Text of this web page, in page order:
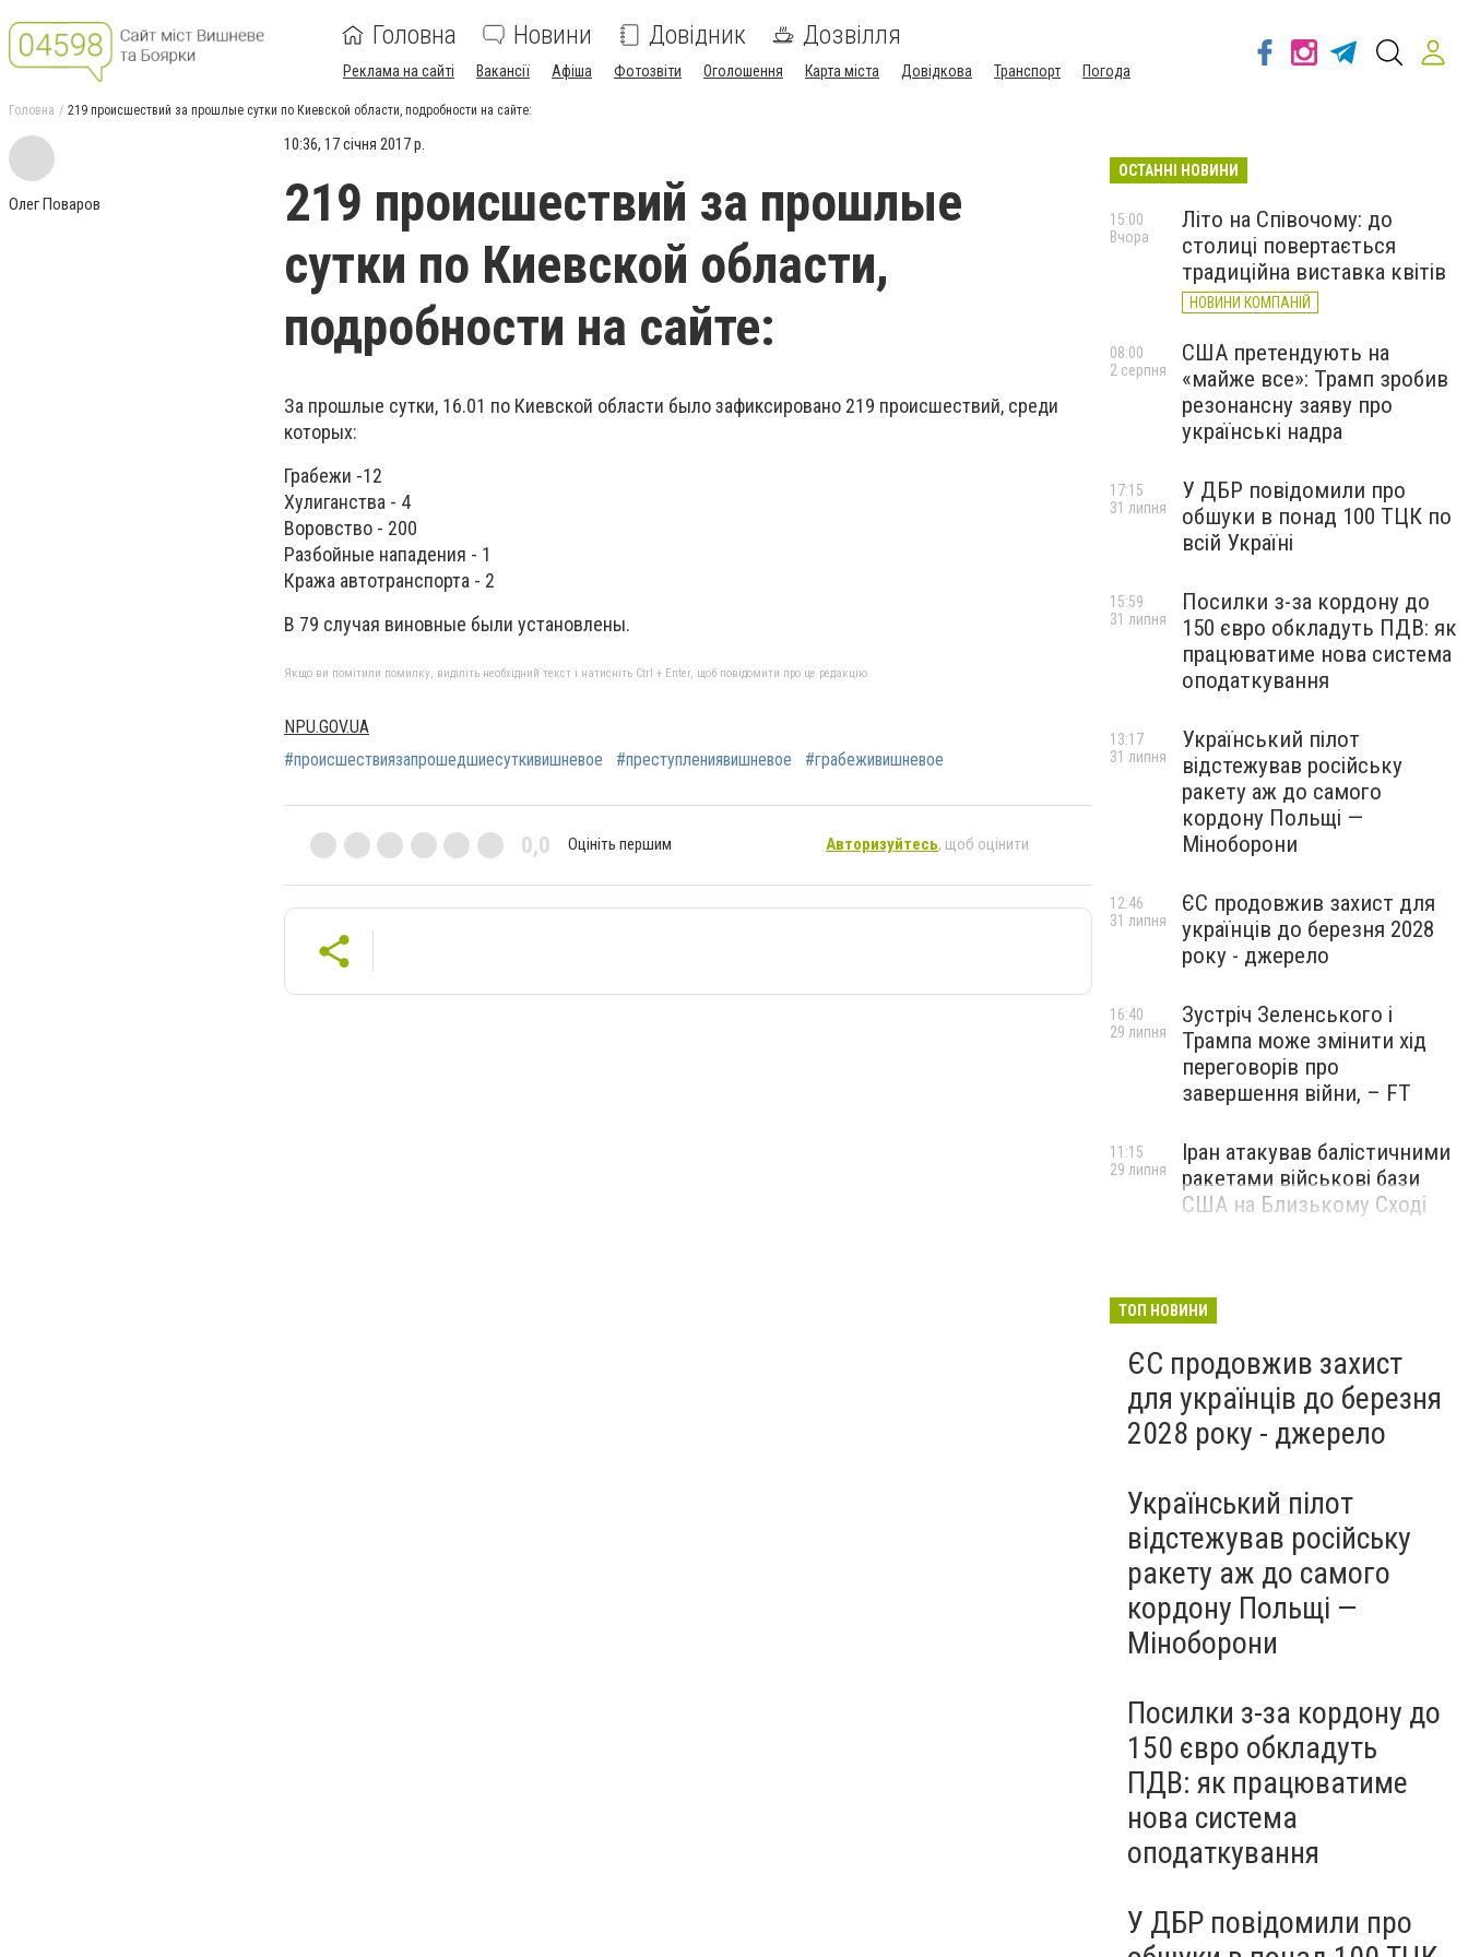
Головна Новини Довідник Дозвілля
Реклама на сайті Вакансії Афіша Фотозвіти Оголошення Карта міста Довідкова Транспорт Погода
Головна 219 происшествий за прошлые сутки по Киевской области, подробности на сайте:
Олег Поваров
10:36, 17 січня 2017 р.
219 происшествий за прошлые
сутки по Киевской области,
подробности на сайте:
За прошлые сутки, 16.01 по Киевской области было зафиксировано 219 происшествий, среди
которых:
Грабежи -12
Хулиганства - 4
Воровство - 200
Разбойные нападения - 1
Кража автотранспорта - 2
В 79 случая виновные были установлены.
Якщо ви помітили помилку, виділіть необхідний текст і натисніть Ctrl + Enter, щоб повідомити про це редакцію
NPU.GOV.UA
#происшествиязапрошедшиесуткивишневое
#преступлениявишневое #грабеживишневое
0,0 Оцініть першим Авторизуйтесь, щоб оцінити
ОСТАННІ НОВИНИ
Літо на Співочому: до
столиці повертається
традиційна виставка квітів
НОВИНИ КОМПАНІЙ
15:00
Вчора
США претендують на
«майже все»: Трамп зробив
резонансну заяву про
українські надра
08:00
2 серпня
У ДБР повідомили про
обшуки в понад 100 ТЦК по
всій Україні
17:15
31 липня
Посилки з-за кордону до
150 євро обкладуть ПДВ: як
працюватиме нова система
оподаткування
15:59
31 липня
Український пілот
відстежував російську
ракету аж до самого
кордону Польщі —
Міноборони
13:17
31 липня
ЄС продовжив захист для
українців до березня 2028
року - джерело
12:46
31 липня
Зустріч Зеленського і
Трампа може змінити хід
переговорів про
завершення війни, – FT
16:40
29 липня
Іран атакував балістичними
ракетами військові бази
США на Близькому Сході
11:15
29 липня
ТОП НОВИНИ
ЄС продовжив захист
для українців до березня
2028 року - джерело
Український пілот
відстежував російську
ракету аж до самого
кордону Польщі —
Міноборони
Посилки з-за кордону до
150 євро обкладуть
ПДВ: як працюватиме
нова система
оподаткування
У ДБР повідомили про